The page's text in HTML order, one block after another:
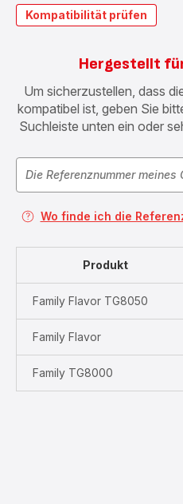
Kompatibilität prüfen
Hergestellt
Um sicherzustellen, dass
kompatibel ist, geben Sie
Suchleiste unten ein oder
Wo finde ich die
Produkt
Family Flavor TG8050
Family Flavor
Family TG8000